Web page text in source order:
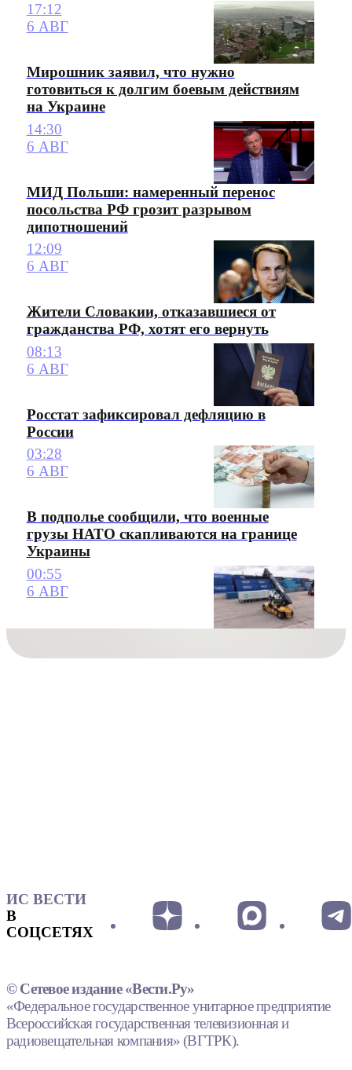
17:12
6 АВГ
Мирошник заявил, что нужно
готовиться к долгим боевым действиям
на Украине
14:30
6 АВГ
МИД Польши: намеренный перенос
посольства РФ грозит разрывом
дипотношений
12:09
6 АВГ
Жители Словакии, отказавшиеся от
гражданства РФ, хотят его вернуть
08:13
6 АВГ
Росстат зафиксировал дефляцию в
России
03:28
6 АВГ
В подполье сообщили, что военные
грузы НАТО скапливаются на границе
Украины
00:55
6 АВГ
ИС ВЕСТИ
В
СОЦСЕТЯХ
© Сетевое издание «Вести.Ру»
«Федеральное государственное унитарное предприятие
Всероссийская государственная телевизионная и
радиовещательная компания» (ВГТРК).